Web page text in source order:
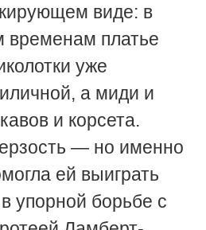
виде: в
временам платье
уже
а миди и
и корсета.
— но именно
ей выиграть
упорной борьбе с